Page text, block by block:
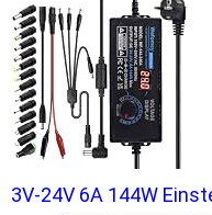
3V-24V 6A 144W